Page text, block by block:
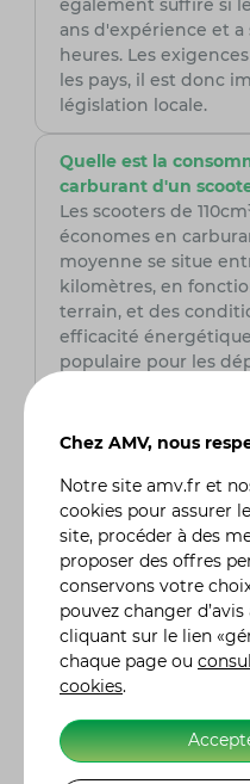
également suffire si
ans d'expérience et
heures. Les
les pays, il est donc
législation locale.
Quelle est la
carburant d'un
Les scooters de
économes en
moyenne se situe
kilomètres, en
terrain, et des
efficacité
populaire pour les
Pour choisir avec soin
est primordial de
garanties et les
assureur spécialisé
est une option à
considération. Fort
des solutions
des conducteurs de
couverture complète
véhicules tout-
secteur, AMV peut
Chez AMV, nous
Notre site amv.fr et
cookies pour assurer
site, procéder à des
proposer des offres
conservons votre
pouvez changer
cliquant sur le lien
chaque page ou
cookies.